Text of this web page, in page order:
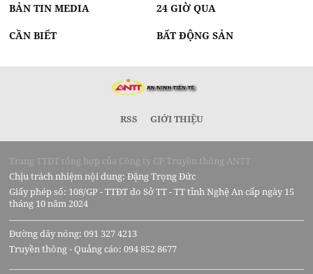
BẢN TIN MEDIA 24 GIỜ QUA
CẦN BIẾT BẤT ĐỘNG SẢN
RSS GIỚI THIỆU
Trang TTĐT tổng hợp của Công ty CP Truyền thông ANTT
Chịu trách nhiệm nội dung: Đặng Trọng Đức
Giấy phép số: 108/GP - TTĐT do Sở TT - TT tỉnh Nghệ An cấp ngày 15
tháng 10 năm 2024
Đường dây nóng: 091 327 4213
Truyền thông - Quảng cáo: 094 852 8677